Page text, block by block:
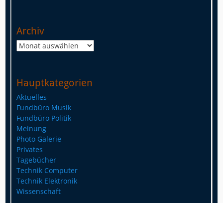
Archiv
Archiv
Hauptkategorien
Aktuelles
Fundbüro Musik
Fundbüro Politik
Meinung
Photo Galerie
Privates
Tagebücher
Technik Computer
Technik Elektronik
Wissenschaft